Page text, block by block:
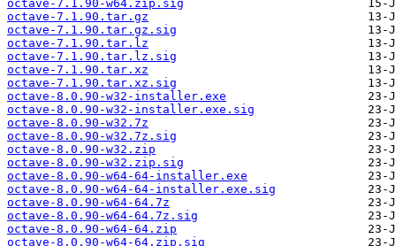
octave-7.1.90-w64.zip.sig
octave-7.1.90.tar.gz
octave-7.1.90.tar.gz.sig
octave-7.1.90.tar.lz
octave-7.1.90.tar.lz.sig
octave-7.1.90.tar.xz
octave-7.1.90.tar.xz.sig
octave-8.0.90-w32-installer.exe
octave-8.0.90-w32-installer.exe.sig
octave-8.0.90-w32.7z
octave-8.0.90-w32.7z.sig
octave-8.0.90-w32.zip
octave-8.0.90-w32.zip.sig
octave-8.0.90-w64-64-installer.exe
octave-8.0.90-w64-64-installer.exe.sig
octave-8.0.90-w64-64.7z
octave-8.0.90-w64-64.7z.sig
octave-8.0.90-w64-64.zip
octave-8.0.90-w64-64.zip.sig